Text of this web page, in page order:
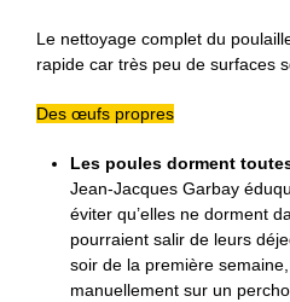
Le nettoyage complet du
rapide car très peu de surfaces
Des œufs propres
Les poules dorment
Jean-Jacques Garbay
éviter qu’elles ne dorment
pourraient salir de leurs
soir de la première
manuellement sur un